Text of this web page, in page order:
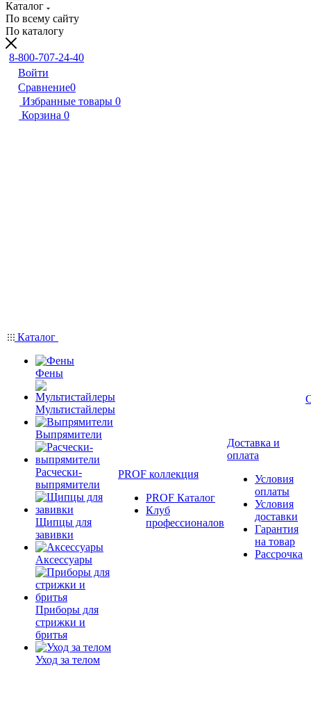
Каталог
По всему сайту
По каталогу
8-800-707-24-40
Войти
Сравнение0
Избранные товары 0
Корзина 0
Каталог
Фены
Мультистайлеры
Выпрямители
Расчески-
выпрямители
Щипцы для
завивки
Аксессуары
Приборы для
стрижки и
бритья
Уход за телом
PROF коллекция
PROF Каталог
Клуб
профессионалов
Доставка и
оплата
Условия
оплаты
Условия
доставки
Гарантия
на товар
Рассрочка